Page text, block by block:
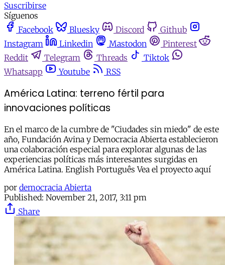
Suscribirse
Síguenos
Facebook
Bluesky Discord
Github
Instagram
Linkedin Mastodon
Pinterest
Reddit
Telegram Threads
Tiktok
Whatsapp
Youtube RSS
América Latina: terreno fértil para
innovaciones políticas
En el marco de la cumbre de "Ciudades sin miedo" de este
año, Fundación Avina y Democracia Abierta establecieron
una colaboración especial para explorar algunas de las
experiencias políticas más interesantes surgidas en
América Latina. English Português Vea el proyecto aquí
por democracia Abierta
Published: November 21, 2017, 3:11 pm
Share